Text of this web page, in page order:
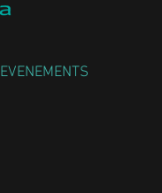
EVENEMENTS